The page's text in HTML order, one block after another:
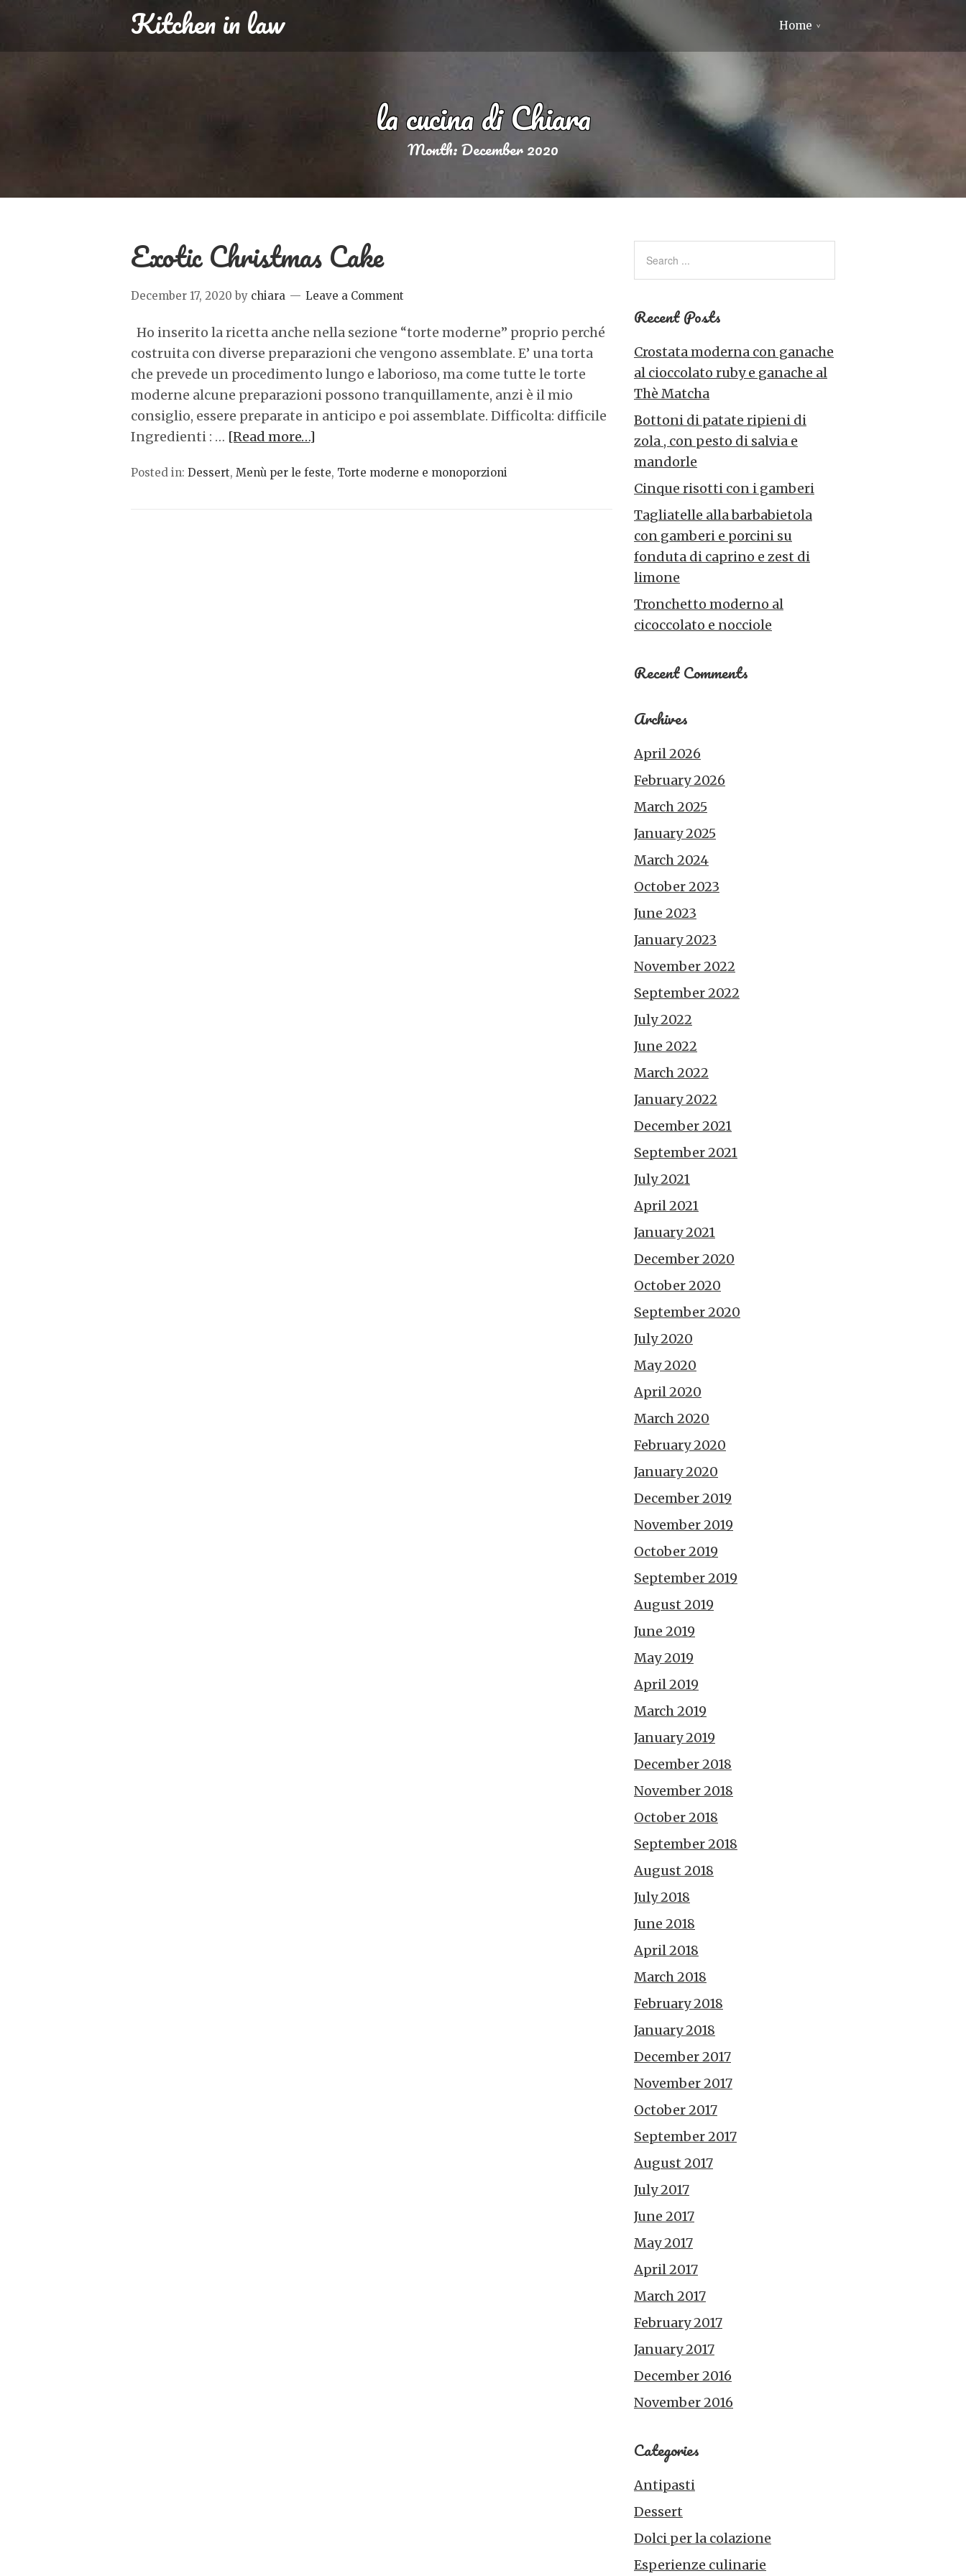
Kitchen in law Home
la cucina di Chiara
Month:December 2020
Exotic Christmas Cake
December 17, 2020 by chiara Leave a Comment
Ho inserito la ricetta anche nella sezione “torte moderne” proprio perché
costruita con diverse preparazioni che vengono assemblate. E’ una torta
che prevede un procedimento lungo e laborioso, ma come tutte le torte
moderne alcune preparazioni possono tranquillamente, anzi è il mio
consiglio, essere preparate in anticipo e poi assemblate. Difficolta: difficile
Ingredienti : … [Read more…]
Posted in: Dessert, Menù per le feste, Torte moderne e monoporzioni
Recent Posts
Crostata moderna con ganache
al cioccolato ruby e ganache al
Thè Matcha
Bottoni di patate ripieni di
zola , con pesto di salvia e
mandorle
Cinque risotti con i gamberi
Tagliatelle alla barbabietola
con gamberi e porcini su
fonduta di caprino e zest di
limone
Tronchetto moderno al
cicoccolato e nocciole
Recent Comments
Archives
April 2026
February 2026
March 2025
January 2025
March 2024
October 2023
June 2023
January 2023
November 2022
September 2022
July 2022
June 2022
March 2022
January 2022
December 2021
September 2021
July 2021
April 2021
January 2021
December 2020
October 2020
September 2020
July 2020
May 2020
April 2020
March 2020
February 2020
January 2020
December 2019
November 2019
October 2019
September 2019
August 2019
June 2019
May 2019
April 2019
March 2019
January 2019
December 2018
November 2018
October 2018
September 2018
August 2018
July 2018
June 2018
April 2018
March 2018
February 2018
January 2018
December 2017
November 2017
October 2017
September 2017
August 2017
July 2017
June 2017
May 2017
April 2017
March 2017
February 2017
January 2017
December 2016
November 2016
Categories
Antipasti
Dessert
Dolci per la colazione
Esperienze culinarie